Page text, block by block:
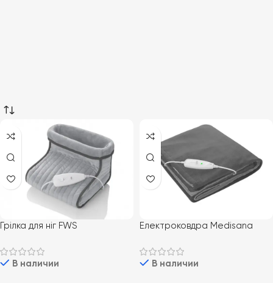
Грілка для ніг FWS
В наличии
Електроковдра Medisana
В наличии